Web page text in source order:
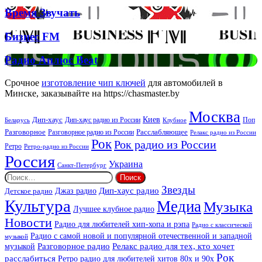
Брітні
Спірс
Deep
Время
Звучать
Время Звучать
Бизнес
Бизнес FM
Радио
Аплюс
Beat
Радио Аплюс Beat
Срочное изготовление чип ключей для автомобилей в
Минске, заказывайте на https://chasmaster.by
Беларусь Дип-хаус Дип-хаус радио из России Киев Клубное Москва Поп
Разговорное Разговорное радио из России Расслабляющее Релакс радио из России
Ретро Ретро-радио из России РокРок радио из России
Россия Санкт-Петербург Украина
Найти:
Детское радио Джаз радио Дип-хаус радио Звезды
Культура Лучшее клубное радио МедиаМузыка
Новости Радио для любителей хип-хопа и рэпа Радио с классической
музыкой Радио с самой новой и популярной отечественной и западной
музыкой Разговорное радио Релакс радио для тех, кто хочет
расслабиться Ретро радио для любителей хитов 80х и 90х Рок